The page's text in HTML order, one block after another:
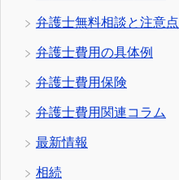
弁護士無料相談と注意点
弁護士費用の具体例
弁護士費用保険
弁護士費用関連コラム
最新情報
相続